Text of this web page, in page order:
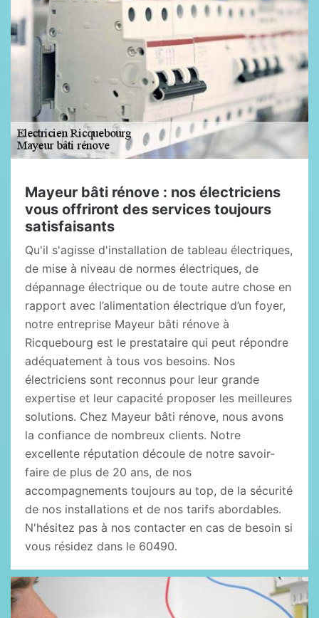
Mayeur bâti rénove : nos électriciens
vous offriront des services toujours
satisfaisants
Qu'il s'agisse d'installation de tableau électriques,
de mise à niveau de normes électriques, de
dépannage électrique ou de toute autre chose en
rapport avec l’alimentation électrique d’un foyer,
notre entreprise Mayeur bâti rénove à
Ricquebourg est le prestataire qui peut répondre
adéquatement à tous vos besoins. Nos
électriciens sont reconnus pour leur grande
expertise et leur capacité proposer les meilleures
solutions. Chez Mayeur bâti rénove, nous avons
la confiance de nombreux clients. Notre
excellente réputation découle de notre savoir-
faire de plus de 20 ans, de nos
accompagnements toujours au top, de la sécurité
de nos installations et de nos tarifs abordables.
N'hésitez pas à nos contacter en cas de besoin si
vous résidez dans le 60490.